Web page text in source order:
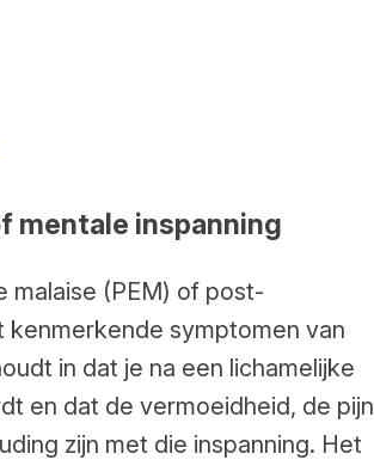
mentale inspanning
malaise (PEM) of post-
kenmerkende symptomen van
in dat je na een lichamelijke
en dat de vermoeidheid, de pijn
zijn met die inspanning. Het